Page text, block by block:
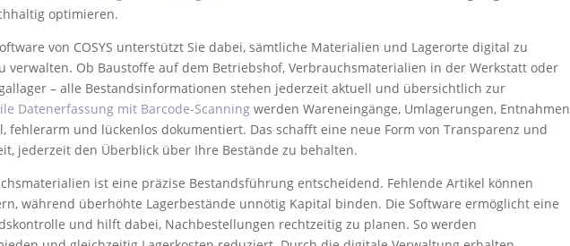
optimieren.
von COSYS unterstützt Sie dabei, sämtliche Materialien und Lagerorte digital zu
verwalten. Ob Baustoffe auf dem Betriebshof, Verbrauchsmaterialien in der Werkstatt oder
– alle Bestandsinformationen stehen jederzeit aktuell und übersichtlich zur
Datenerfassung mit Barcode-Scanning werden Wareneingänge, Umlagerungen, Entnahmen
fehlerarm und lückenlos dokumentiert. Das schafft eine neue Form von Transparenz und
jederzeit den Überblick über Ihre Bestände zu behalten.
ist eine präzise Bestandsführung entscheidend. Fehlende Artikel können
während überhöhte Lagerbestände unnötig Kapital binden. Die Software ermöglicht eine
und hilft dabei, Nachbestellungen rechtzeitig zu planen. So werden